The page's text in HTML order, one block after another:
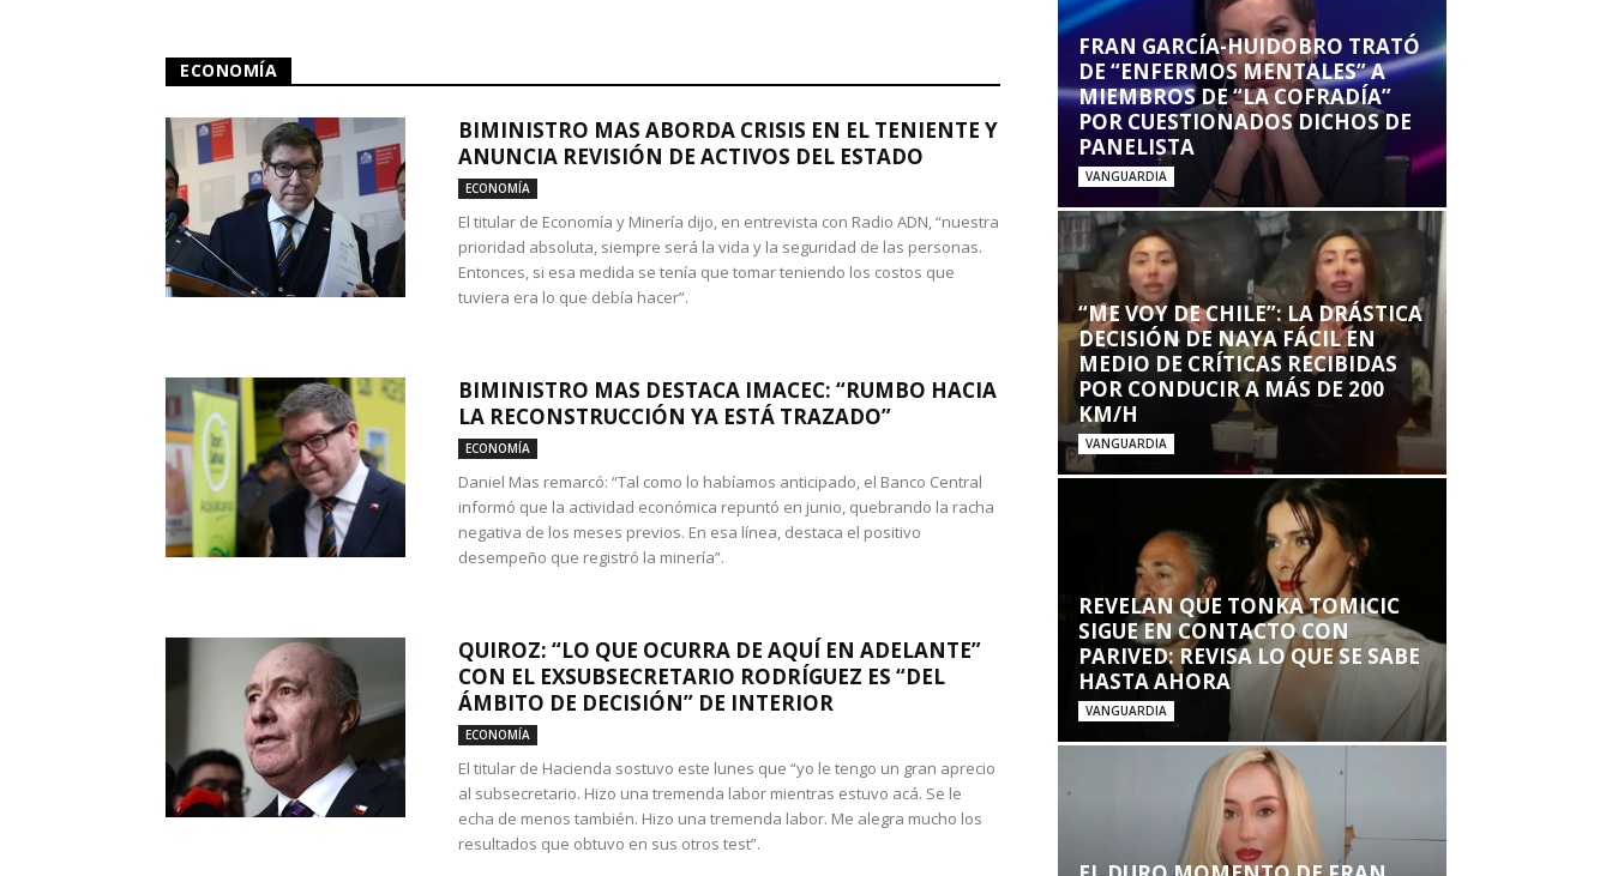
ECONOMÍA
BIMINISTRO MAS ABORDA CRISIS EN EL TENIENTE Y
ANUNCIA REVISIÓN DE ACTIVOS DEL ESTADO
ECONOMÍA
El titular de Economía y Minería dijo, en entrevista con Radio ADN, “nuestra
prioridad absoluta, siempre será la vida y la seguridad de las personas.
Entonces, si esa medida se tenía que tomar teniendo los costos que
tuviera era lo que debía hacer”.
BIMINISTRO MAS DESTACA IMACEC: “RUMBO HACIA
LA RECONSTRUCCIÓN YA ESTÁ TRAZADO”
ECONOMÍA
Daniel Mas remarcó: “Tal como lo habíamos anticipado, el Banco Central
informó que la actividad económica repuntó en junio, quebrando la racha
negativa de los meses previos. En esa línea, destaca el positivo
desempeño que registró la minería”.
QUIROZ: “LO QUE OCURRA DE AQUÍ EN ADELANTE”
CON EL EXSUBSECRETARIO RODRÍGUEZ ES “DEL
ÁMBITO DE DECISIÓN” DE INTERIOR
ECONOMÍA
El titular de Hacienda sostuvo este lunes que “yo le tengo un gran aprecio
al subsecretario. Hizo una tremenda labor mientras estuvo acá. Se le
echa de menos también. Hizo una tremenda labor. Me alegra mucho los
resultados que obtuvo en sus otros test”.
FRAN GARCÍA-HUIDOBRO TRATÓ
DE “ENFERMOS MENTALES” A
MIEMBROS DE “LA COFRADÍA”
POR CUESTIONADOS DICHOS DE
PANELISTA
VANGUARDIA
“ME VOY DE CHILE”: LA DRÁSTICA
DECISIÓN DE NAYA FÁCIL EN
MEDIO DE CRÍTICAS RECIBIDAS
POR CONDUCIR A MÁS DE 200
KM/H
VANGUARDIA
REVELAN QUE TONKA TOMICIC
SIGUE EN CONTACTO CON
PARIVED: REVISA LO QUE SE SABE
HASTA AHORA
VANGUARDIA